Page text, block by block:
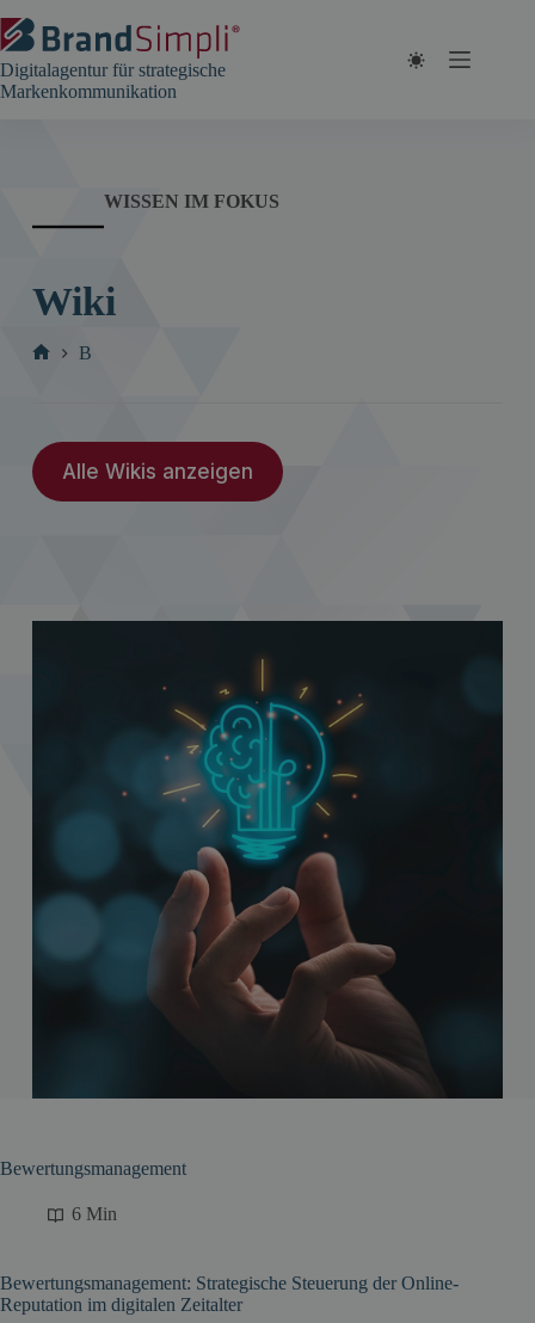
Inhalt
springen
Digitalagentur für strategische
Markenkommunikation
WISSEN IM FOKUS
Wiki
B
Alle Wikis anzeigen
Bewertungsmanagement
6 Min
Bewertungsmanagement: Strategische Steuerung der Online-
Reputation im digitalen Zeitalter